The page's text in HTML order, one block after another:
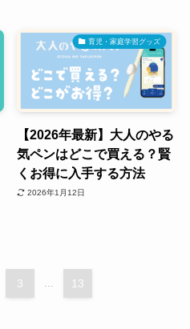
育児・家庭学習グッズ
【2026年最新】大人のやる
気ペンはどこで買える？賢
くお得に入手する方法
2026年1月12日
3 ... 13